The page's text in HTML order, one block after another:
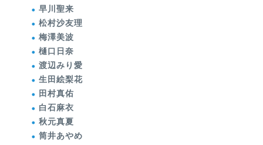
早川聖来
松村沙友理
梅澤美波
樋口日奈
渡辺みり愛
生田絵梨花
田村真佑
白石麻衣
秋元真夏
筒井あやめ